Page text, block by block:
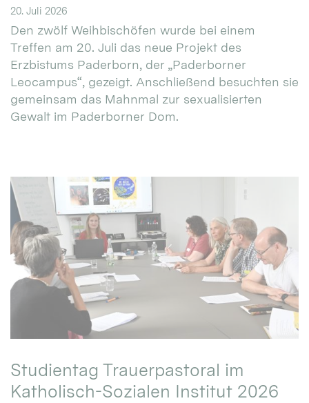
20. Juli 2026
Den zwölf Weihbischöfen wurde bei einem
Treffen am 20. Juli das neue Projekt des
Erzbistums Paderborn, der „Paderborner
Leocampus“, gezeigt. Anschließend besuchten sie
gemeinsam das Mahnmal zur sexualisierten
Gewalt im Paderborner Dom.
Studientag Trauerpastoral im
Katholisch-Sozialen Institut 2026